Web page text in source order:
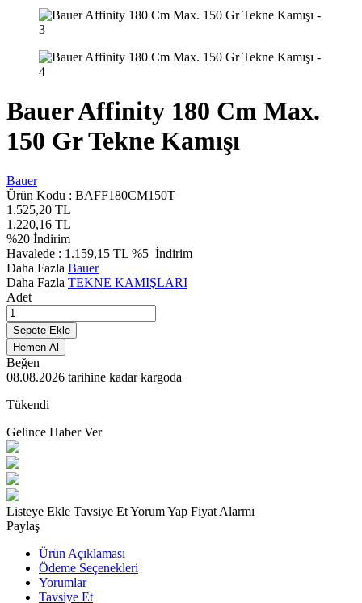
Bauer Affinity 180 Cm Max.
150 Gr Tekne Kamışı
Bauer
Ürün Kodu : BAFF180CM150T
1.525,20 TL
1.220,16 TL
%20 İndirim
Havalede : 1.159,15 TL %5 İndirim
Daha Fazla Bauer
Daha Fazla TEKNE KAMIŞLARI
Adet
Sepete Ekle
Hemen Al
Beğen
08.08.2026 tarihine kadar kargoda
Tükendi
Gelince Haber Ver
Listeye Ekle Tavsiye EtYorum Yap Fiyat Alarmı
Paylaş
Ürün Açıklaması
Ödeme Seçenekleri
Yorumlar
Tavsiye Et